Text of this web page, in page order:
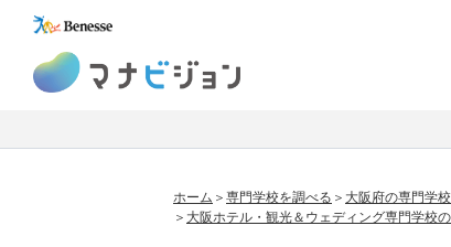
ホーム 専門学校を調べる 大阪府の専門学
大阪ホテル・観光＆ウェディング専門学校